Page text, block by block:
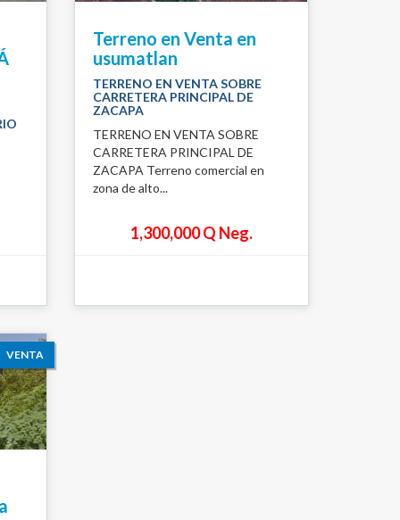
Terreno en Venta en
usumatlan
TERRENO EN VENTA SOBRE
CARRETERA PRINCIPAL DE
ZACAPA
TERRENO EN VENTA SOBRE
CARRETERA PRINCIPAL DE
ZACAPA Terreno comercial en
zona de alto...
1,300,000 Q Neg.
VENTA